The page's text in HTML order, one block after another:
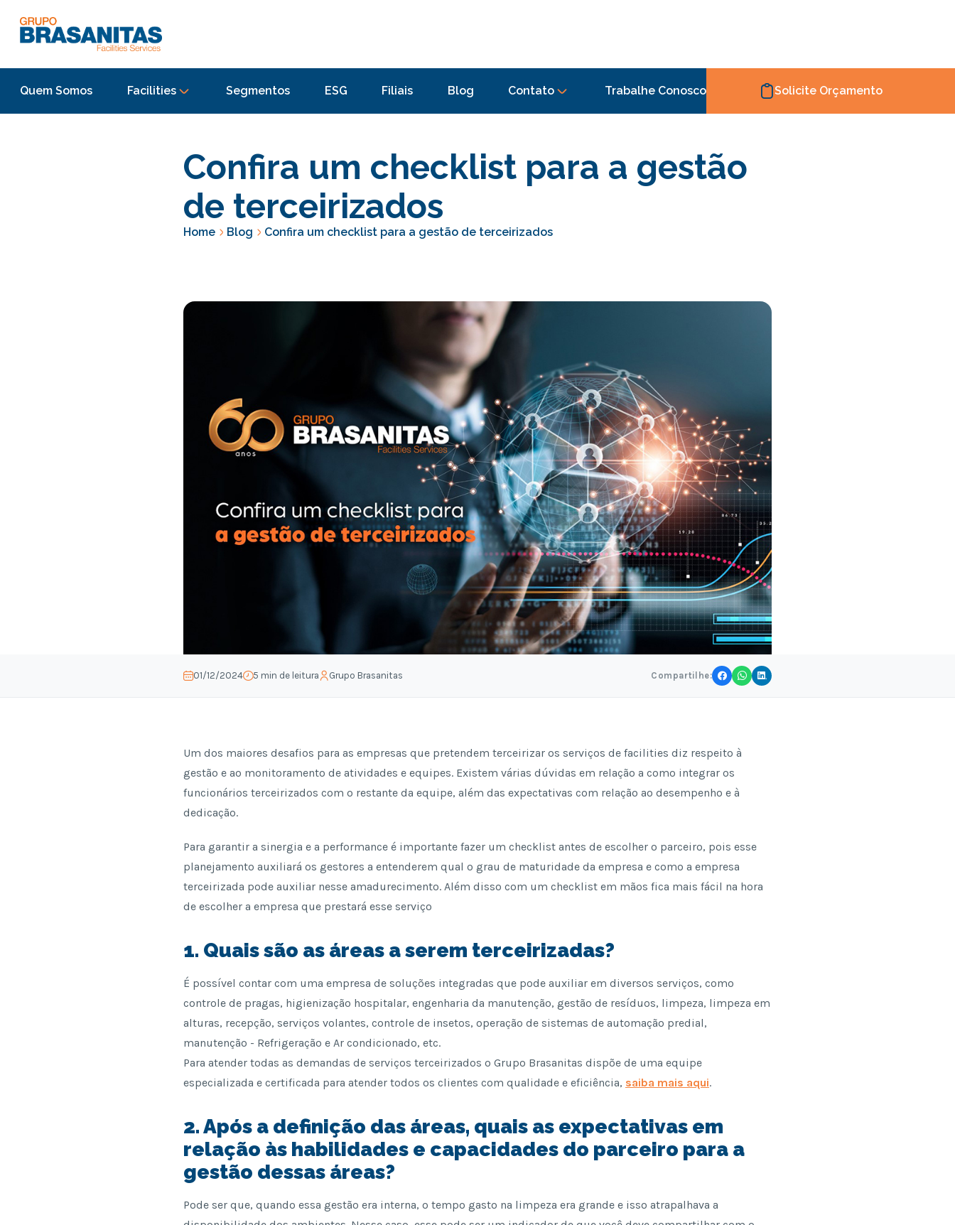
Quem Somos Facilities Segmentos ESG Filiais Blog Contato Trabalhe Conosco Solicite Orçamento
Confira um checklist para a gestão
de terceirizados
Home Blog Confira um checklist para a gestão de terceirizados
01/12/2024 5 min de leitura Grupo Brasanitas Compartilhe:
Um dos maiores desafios para as empresas que pretendem terceirizar os serviços de facilities diz respeito à
gestão e ao monitoramento de atividades e equipes. Existem várias dúvidas em relação a como integrar os
funcionários terceirizados com o restante da equipe, além das expectativas com relação ao desempenho e à
dedicação.
Para garantir a sinergia e a performance é importante fazer um checklist antes de escolher o parceiro, pois esse
planejamento auxiliará os gestores a entenderem qual o grau de maturidade da empresa e como a empresa
terceirizada pode auxiliar nesse amadurecimento. Além disso com um checklist em mãos fica mais fácil na hora
de escolher a empresa que prestará esse serviço
1. Quais são as áreas a serem terceirizadas?
É possível contar com uma empresa de soluções integradas que pode auxiliar em diversos serviços, como
controle de pragas, higienização hospitalar, engenharia da manutenção, gestão de resíduos, limpeza, limpeza em
alturas, recepção, serviços volantes, controle de insetos, operação de sistemas de automação predial,
manutenção - Refrigeração e Ar condicionado, etc.
Para atender todas as demandas de serviços terceirizados o Grupo Brasanitas dispõe de uma equipe
especializada e certificada para atender todos os clientes com qualidade e eficiência, saiba mais aqui.
2. Após a definição das áreas, quais as expectativas em
relação às habilidades e capacidades do parceiro para a
gestão dessas áreas?
Pode ser que, quando essa gestão era interna, o tempo gasto na limpeza era grande e isso atrapalhava a